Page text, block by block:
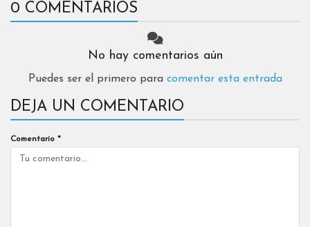
0 COMENTARIOS
No hay comentarios aún
Puedes ser el primero para comentar esta entrada
DEJA UN COMENTARIO
Comentario *